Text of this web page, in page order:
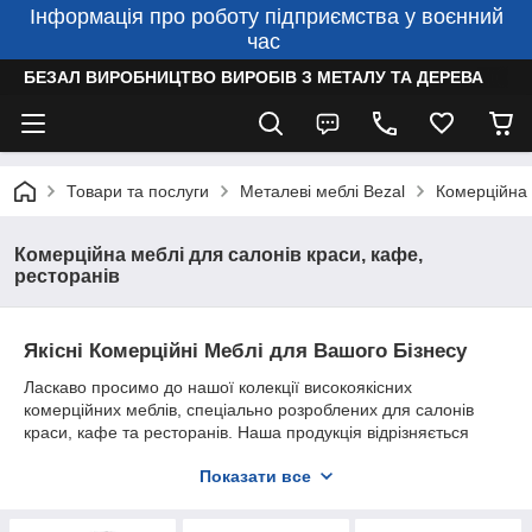
Інформація про роботу підприємства у воєнний
час
БЕЗАЛ ВИРОБНИЦТВО ВИРОБІВ З МЕТАЛУ ТА ДЕРЕВА
Товари та послуги Металеві меблі Bezal Комерційна
Комерційна меблі для салонів краси, кафе,
ресторанів
Якісні Комерційні Меблі для Вашого Бізнесу
Ласкаво просимо до нашої колекції високоякісних
комерційних меблів, спеціально розроблених для салонів
краси, кафе та ресторанів. Наша продукція відрізняється
ідеальним вибором для вашого бізнесу.
Показати все